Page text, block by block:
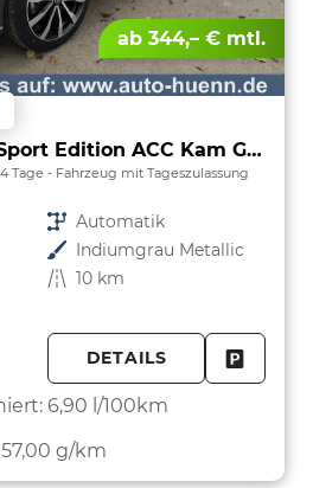
ab 344,– € mtl.
Basis 1.5TSI DSG Sport Edition ACC Kam GV5 App AHK Reling
Tage Fahrzeug mit Tageszulassung
Getriebe Automatik
Außenfarbe Indiumgrau Metallic
Kilometerstand 10 km
DETAILS
6,90 l/100km
g/km